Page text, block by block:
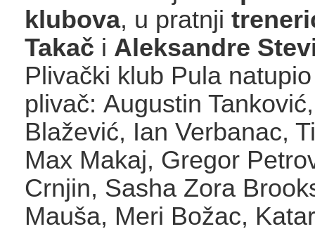
klubova, u pratnji
Takač i Aleksandre
Plivački klub Pula
plivač: Augustin
Blažević, Ian Verbanac,
Max Makaj, Gregor
Crnjin, Sasha Zora
Mauša, Meri Božac,